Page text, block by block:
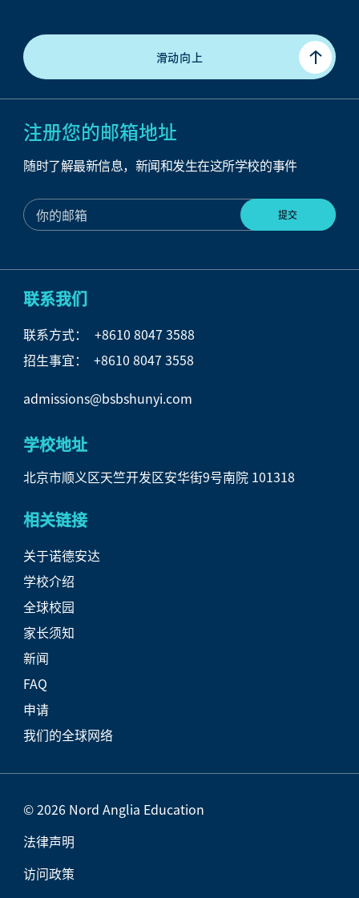
滑动向上
注册您的邮箱地址
随时了解最新信息，新闻和发生在这所学校的事件
联系我们
联系方式：
+8610 8047 3588
招生事宜： +8610 8047 3558
admissions@bsbshunyi.com
学校地址
北京市顺义区天竺开发区安华街9号南院 101318
相关链接
关于诺德安达
学校介绍
全球校园
家长须知
新闻
FAQ
申请
我们的全球网络
© 2026 Nord Anglia Education
法律声明
访问政策